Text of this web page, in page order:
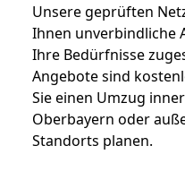
Unsere geprüften
Ihnen unverbindliche
Ihre Bedürfnisse
Angebote sind
Sie einen Umzug
Oberbayern oder
Standorts planen.